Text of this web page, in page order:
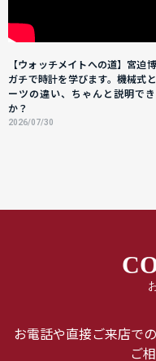
【ウォッチメイトへの道】宮迫博
ガチで時計を学びます。機械式
ーツの違い、ちゃんと説明で
か？
2026/07/30
お電話や直接ご来店で
ご